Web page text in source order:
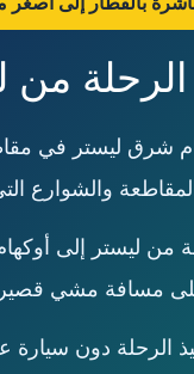
من
شرق ليستر في
والشوارع
من ليستر إلى
مسافة مشي
الرحلة دون سيارة